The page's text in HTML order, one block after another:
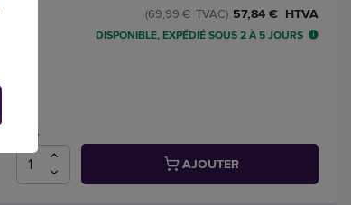
57,84 € HTVA
(69,99 € TVAC)
DISPONIBLE, EXPÉDIÉ SOUS 2 À 5 JOURS
Qté
AJOUTER